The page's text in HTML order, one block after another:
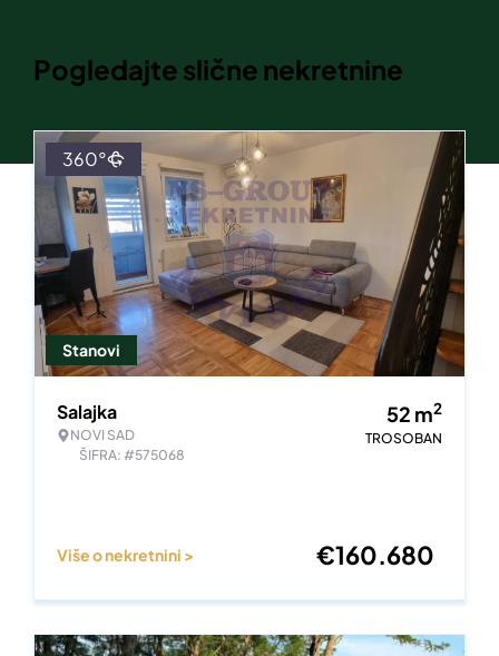
Pogledajte slične nekretnine
Stanovi
360°
Salajka
NOVI SAD
ŠIFRA: #575068
52 m2
TROSOBAN
Više o nekretnini > €160.680